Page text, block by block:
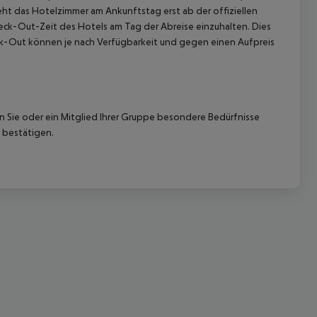
das Hotelzimmer am Ankunftstag erst ab der offiziellen
Out-Zeit des Hotels am Tag der Abreise einzuhalten. Dies
Out können je nach Verfügbarkeit und gegen einen Aufpreis
oder ein Mitglied Ihrer Gruppe besondere Bedürfnisse
bestätigen.
akzeptieren